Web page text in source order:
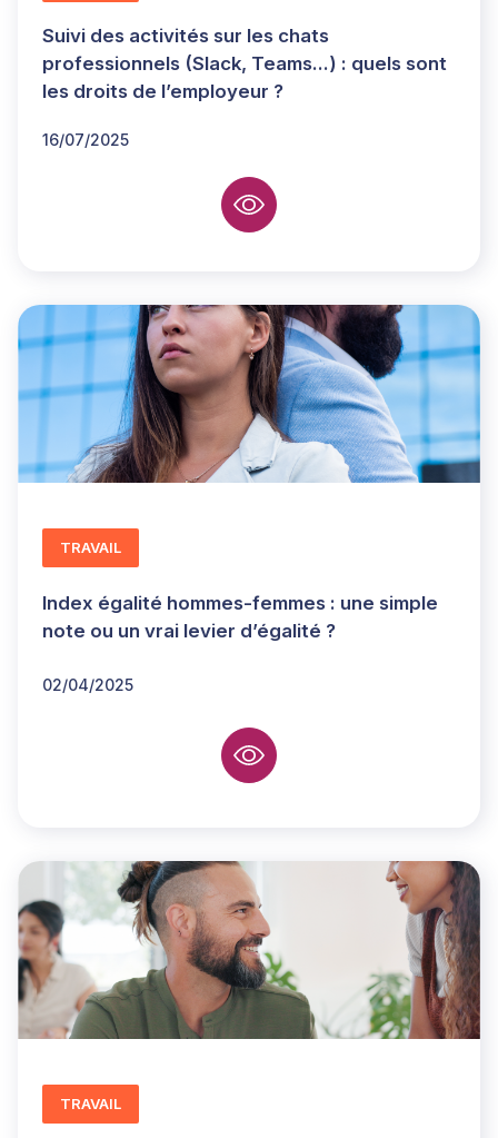
Suivi des activités sur les chats
professionnels (Slack, Teams...) : quels sont
les droits de l’employeur ?
16/07/2025
Index égalité hommes-femmes : une simple
note ou un vrai levier d’égalité ?
02/04/2025
TRAVAIL
TRAVAIL